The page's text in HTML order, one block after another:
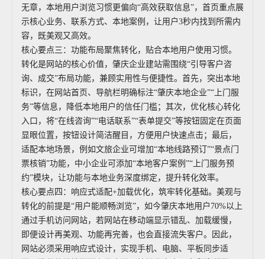
无章，本地用户浏览习惯更偏向“高效获取信息”，首页重点展
示核心业务、联系方式、本地案例，让用户3秒内找到所需内
容，既美观又高效。
核心要点三：功能布局聚焦转化，贴合本地用户使用习惯。
转化是网站的核心价值，肇庆企业建站需围绕“引导客户咨
询、成交”布局功能，兼顾实用性与便捷性。首先，突出本地
标识，在网站首页、导航栏明确标注“肇庆本地企业”“上门服
务”等信息，降低本地用户的信任门槛；其次，优化核心转化
入口，将“在线咨询”“电话联系”“表单提交”等按钮固定在页面
显眼位置，按钮设计简洁醒目，方便用户快速点击；最后，
适配本地场景，例如文旅企业可增加“本地线路预订”“景点门
票核销”功能，中小企业可添加“本地客户案例”“上门服务预
约”模块，让功能与本地业务深度绑定，提升转化效率。
核心要点四：响应式适配+加载优化，筑牢转化基础。美观与
转化的前提是“用户能顺畅浏览”，如今肇庆本地用户70%以上
通过手机访问网站，若网站在移动端显示错乱、加载缓慢，
即便设计再美观、功能再完善，也会直接流失客户。因此，
网站必须采用响应式设计，实现手机、电脑、平板同步适